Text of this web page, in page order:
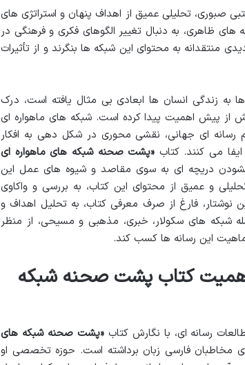
صبوری، تحلیلی عمیق از اهداف پنهان و استراتژی های
های ظاهری، به دنبال تغییر الگوهای فکری و فرهنگی در
منتقدانه به محتوای این شبکه ها بنگرند و از تأثیرات
به زندگی انسان ها ابعادی بی مثال یافته است، درک
از پیش اهمیت پیدا کرده است. شبکه های ماهواره ای
رسانه ای جهانی، نقشی محوری در شکل دهی به افکار
می کنند. کتاب «پشت صحنه شبکه های ماهواره ای
گشودن دریچه ای به سوی مقاصد و شیوه های عمل این
و عمیق از محتوای این کتاب، به بررسی و واکاوی
نوشتار، فارغ از صرف معرفی کتاب، به تحلیل اهداف و
شبکه های سکولار، خبری، مذهبی و مسیحی، از منظر
ماهیت این رسانه ها کسب کند.
اهمیت کتاب پشت صحنه شبکه
رسانه ای، با نگارش کتاب«پشت صحنه شبکه های
مخاطبان فارسی زبان برداشته است. حوزه تخصصی او